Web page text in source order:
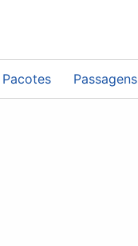
Pacotes Passagens